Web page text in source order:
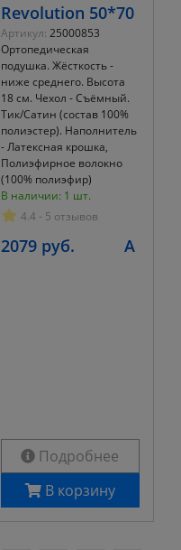
Revolution 50*70
Артикул: 25000853
Ортопедическая
подушка. Жёсткость -
ниже среднего. Высота
18 см. Чехол - Съёмный.
Тик/Сатин (состав 100%
полиэстер). Наполнитель
- Латексная крошка,
Полиэфирное волокно
(100% полиэфир)
В наличии: 1 шт.
4.4 - 5 отзывов
2079 руб. A
Подробнее
В корзину